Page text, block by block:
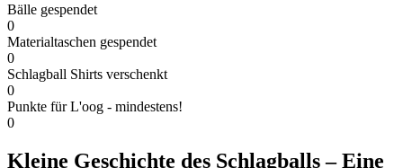
Bälle gespendet
0
Materialtaschen gespendet
0
Schlagball Shirts verschenkt
0
Punkte für L'oog - mindestens!
0
Kleine Geschichte des Schlagballs – Eine